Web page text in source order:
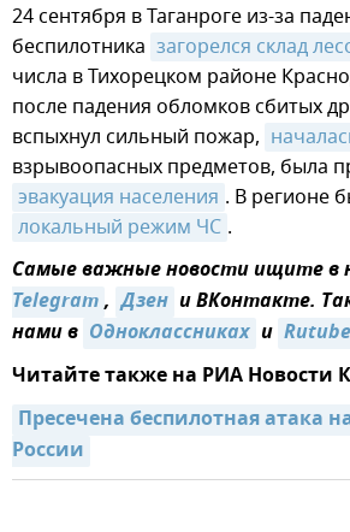
24 сентября в Таганроге из-за
беспилотника загорелся склад
числа в Тихорецком районе
после падения обломков сбитых
вспыхнул сильный пожар,
взрывоопасных предметов, была
эвакуация населения . В регионе
локальный режим ЧС .
Самые важные новости ищите в
Telegram, Дзен и ВКонтакте.
нами в Одноклассниках и Rutube
Читайте также на РИА Новости
Пресечена беспилотная атака
России